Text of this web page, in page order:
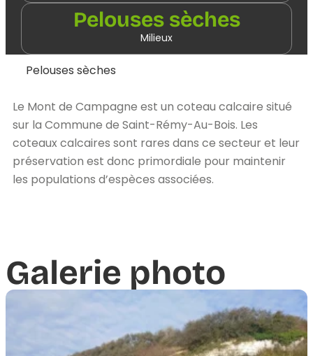
Pelouses sèches
Milieux
Pelouses sèches
Le Mont de Campagne est un coteau calcaire situé
sur la Commune de Saint-Rémy-Au-Bois. Les
coteaux calcaires sont rares dans ce secteur et leur
préservation est donc primordiale pour maintenir
les populations d’espèces associées.
Galerie photo